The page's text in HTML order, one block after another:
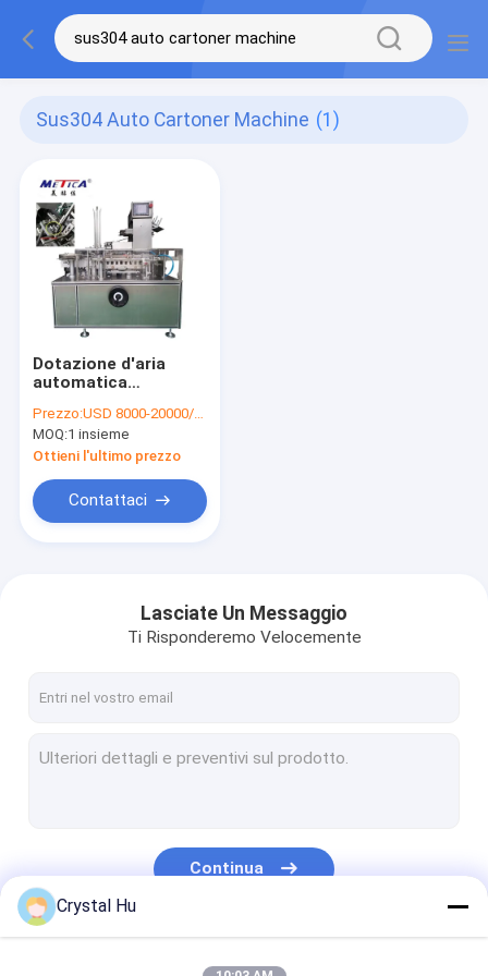
Sus304 Auto Cartoner Machine (1)
Dotazione d'aria
automatica
della macchina
0.8mpa del
cartonista della
macchina della
bottiglia SUS304
Prezzo:USD 8000-20000/SET
MOQ:1 insieme
Ottieni l'ultimo prezzo
Contattaci
Lasciate Un Messaggio
Ti Risponderemo Velocemente
Continua
Crystal Hu